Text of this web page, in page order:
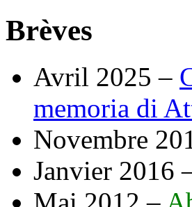
Brèves
Avril 2025 –
memoria di
Novembre
Janvier 2016